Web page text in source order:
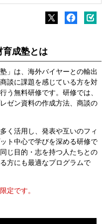
育成塾とは
」は、海外バイヤーとの輸出
談に課題を感じている方を対
う無料研修です。研修では、
ゼン資料の作成方法、商談の
く活用し、発表や互いのフィ
ト中心で学びを深める研修で
じ目的・志を持つ人たちとの
方にも最適なプログラムで
定です。